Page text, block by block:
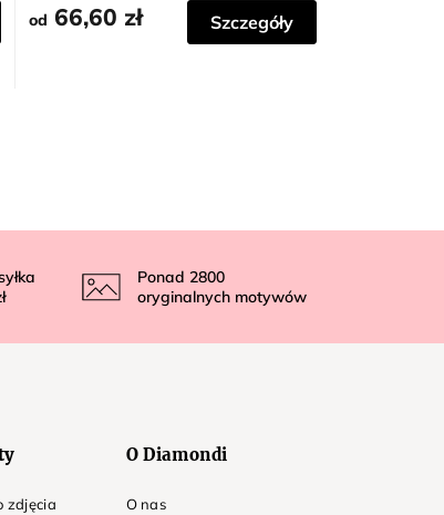
od 66,60 zł Szczegóły
Ponad 2800
oryginalnych motywów
zdjęcia
O Diamondi
O nas